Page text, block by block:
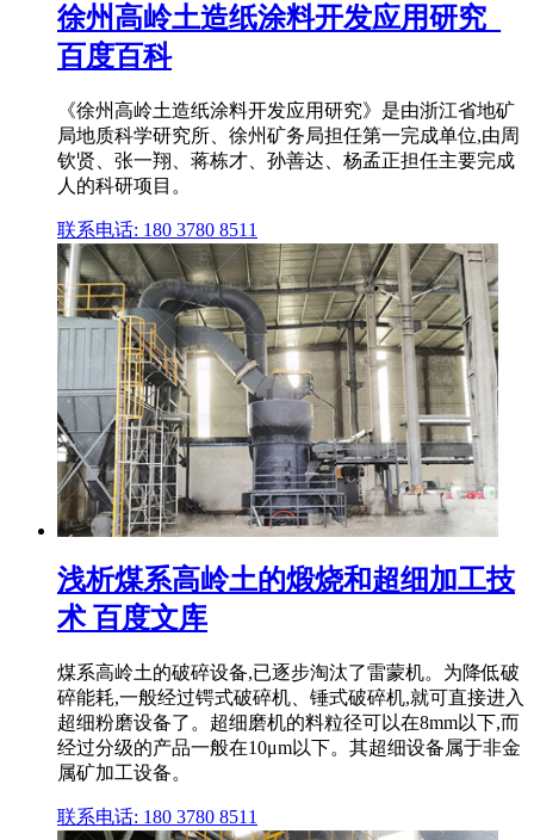
徐州高岭土造纸涂料开发应用研究_
百度百科
《徐州高岭土造纸涂料开发应用研究》是由浙江省地矿
局地质科学研究所、徐州矿务局担任第一完成单位,由周
钦贤、张一翔、蒋栋才、孙善达、杨孟正担任主要完成
人的科研项目。
联系电话: 180 3780 8511
浅析煤系高岭土的煅烧和超细加工技
术 百度文库
煤系高岭土的破碎设备,已逐步淘汰了雷蒙机。为降低破
碎能耗,一般经过锷式破碎机、锤式破碎机,就可直接进入
超细粉磨设备了。超细磨机的料粒径可以在8mm以下,而
经过分级的产品一般在10μm以下。其超细设备属于非金
属矿加工设备。
联系电话: 180 3780 8511